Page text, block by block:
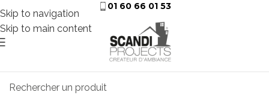
Skip to navigation
Skip to main content
01 60 66 01 53